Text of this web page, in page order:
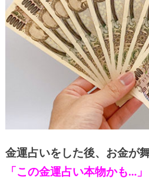
金運占いをした後、お金が
「この金運占い本物かも…」